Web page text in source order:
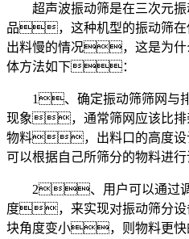
超声波振动筛是在三次元振
品，这种机型的振动筛在
出料慢的情况，这是为什
体方法如下：
1、确定振动筛筛网与排
现象，通常筛网应该比排
物料，出料口的高度
可以根据自己所筛分的物料进
2、用户可以通过调
度，来实现对振动筛分设
块角度变小，则物料更